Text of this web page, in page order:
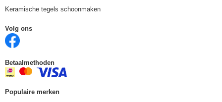
Keramische tegels schoonmaken
Volg ons
Betaalmethoden
Populaire merken